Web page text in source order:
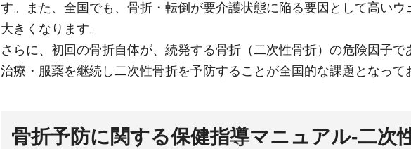
す。また、全国でも、⾻折・転倒が要介護状態に陥る要因として⾼い
⼤きくなります。
さらに、初回の⾻折⾃体が、続発する⾻折（⼆次性⾻折）の危険因⼦
治療・服薬を継続し⼆次性⾻折を予防することが全国的な課題となって
⾻折予防に関する保健指導マニュアル-二次